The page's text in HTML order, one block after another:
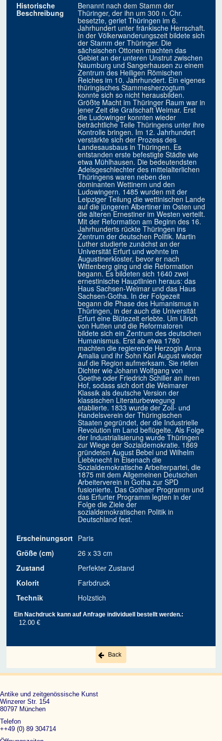
Historische
Beschreibung
Benannt nach dem Stamm der
Thüringer, der ihn um 300 n. Chr.
besetzte, geriet Thüringen im 6.
Jahrhundert unter fränkische Herrschaft.
In der Völkerwanderungszeit bildete sich
der Stamm der Thüringer. Die
sächsischen Ottonen machten das
Gebiet an der unteren Unstrut zwischen
Naumburg und Sangerhausen zu einem
Zentrum des Heiligen Römischen
Reiches im 10. Jahrhundert. Ein eigenes
thüringisches Stammesherzogtum
konnte sich so nicht herausbilden.
Größte Macht im Thüringer Raum war in
jener Zeit die Grafschaft Weimar. Erst
die Ludowinger konnten wieder
beträchtliche Teile Thüringens unter ihre
Kontrolle bringen. Im 12. Jahrhundert
verstärkte sich der Prozess des
Landesausbaus in Thüringen. Es
entstanden erste befestigte Städte wie
etwa Mühlhausen. Die bedeutendsten
Adelsgeschlechter des mittelalterlichen
Thüringens waren neben den
dominanten Wettinern und den
Ludowingern. 1485 wurden mit der
Leipziger Teilung die wettinischen Lande
auf die jüngeren Albertiner im Osten und
die älteren Ernestiner im Westen verteilt.
Mit der Reformation am Beginn des 16.
Jahrhunderts rückte Thüringen ins
Zentrum der deutschen Politik. Martin
Luther studierte zunächst an der
Universität Erfurt und wohnte im
Augustinerkloster, bevor er nach
Wittenberg ging und die Reformation
begann. Es bildeten sich 1640 zwei
ernestinische Hauptlinien heraus: das
Haus Sachsen-Weimar und das Haus
Sachsen-Gotha. In der Folgezeit
begann die Phase des Humanismus in
Thüringen, in der auch die Universität
Erfurt eine Blütezeit erlebte. Um Ulrich
von Hutten und die Reformatoren
bildete sich ein Zentrum des deutschen
Humanismus. Erst ab etwa 1780
machten die regierende Herzogin Anna
Amalia und ihr Sohn Karl August wieder
auf die Region aufmerksam. Sie riefen
Dichter wie Johann Wolfgang von
Goethe oder Friedrich Schiller an ihren
Hof, sodass sich dort die Weimarer
Klassik als deutsche Version der
klassischen Literaturbewegung
etablierte. 1833 wurde der Zoll- und
Handelsverein der Thüringischen
Staaten gegründet, der die Industrielle
Revolution im Land beflügelte. Als Folge
der Industrialisierung wurde Thüringen
zur Wiege der Sozialdemokratie. 1869
gründeten August Bebel und Wilhelm
Liebknecht in Eisenach die
Sozialdemokratische Arbeiterpartei, die
1875 mit dem Allgemeinen Deutschen
Arbeiterverein in Gotha zur SPD
fusionierte. Das Gothaer Programm und
das Erfurter Programm legten in der
Folge die Ziele der
sozialdemokratischen Politik in
Deutschland fest.
Erscheinungsort Paris
Größe (cm)
26 x 33 cm
Zustand
Perfekter Zustand
Kolorit
Farbdruck
Technik
Holzstich
Ein Nachdruck kann auf Anfrage individuell bestellt werden.:
12.00 €
Back
Antike und zeitgenössische Kunst
Winzerer Str. 154
80797 München
Telefon
++49 (0) 89 304714